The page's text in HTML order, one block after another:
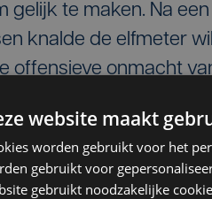
gelijk te maken. Na
knalde de elfmeter
offensieve onmacht
verlies hangen op de
Union. Het Kortrijk
een goeie zaak en
website maakt
worden gebruikt voor het
gebruikt voor
gebruikt noodzakelijke